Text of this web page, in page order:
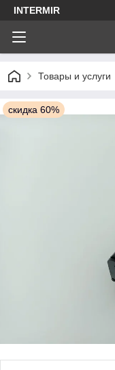
INTERMIR
Товары и услуги
скидка 60%